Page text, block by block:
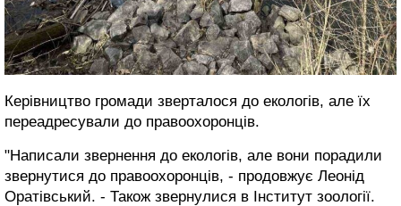
Керівництво громади зверталося до екологів, але їх
переадресували до правоохоронців.
"Написали звернення до екологів, але вони порадили
звернутися до правоохоронців, - продовжує Леонід
Оратівський. - Також звернулися в Інститут зоології.